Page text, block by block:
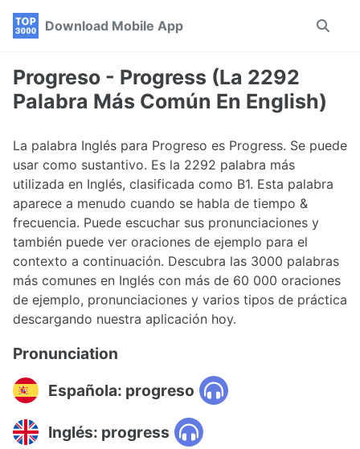
Skip
navigation
Skip
Skip
Download Mobile App
Toggle
Progreso - Progress (La 2292
Palabra Más Común En English)
La palabra Inglés para Progreso es Progress. Se puede
usar como sustantivo. Es la 2292 palabra más
utilizada en Inglés, clasificada como B1. Esta palabra
aparece a menudo cuando se habla de tiempo &
frecuencia. Puede escuchar sus pronunciaciones y
también puede ver oraciones de ejemplo para el
contexto a continuación. Descubra las 3000 palabras
más comunes en Inglés con más de 60 000 oraciones
de ejemplo, pronunciaciones y varios tipos de práctica
descargando nuestra aplicación hoy.
Pronunciation
Española: progreso
Inglés: progress